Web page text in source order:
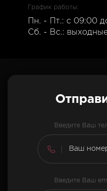
График работы:
Пн. - Пт.: с 09:00
Сб. - Вс.:
Введите Ваш
Введите Ваш